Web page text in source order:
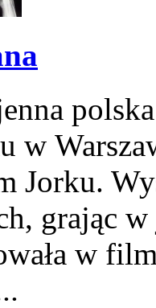
w
Jorku.
grając
w